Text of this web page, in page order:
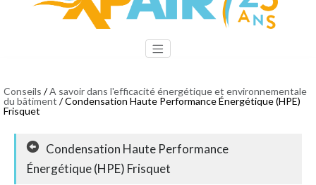
Conseils /A savoir dans l'efficacité énergétique et environnementale
du bâtiment / Condensation Haute Performance Énergétique (HPE)
Frisquet
Condensation Haute Performance
Énergétique (HPE) Frisquet